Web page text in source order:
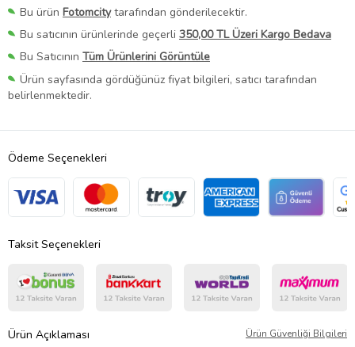
Bu ürün Fotomcitytarafından gönderilecektir.
Bu satıcının ürünlerinde geçerli 350,00 TL Üzeri Kargo Bedava
Bu Satıcının Tüm Ürünlerini Görüntüle
Ürün sayfasında gördüğünüz fiyat bilgileri, satıcı tarafından
belirlenmektedir.
Ödeme Seçenekleri
Taksit Seçenekleri
Ürün Açıklaması Ürün Güvenliği Bilgileri